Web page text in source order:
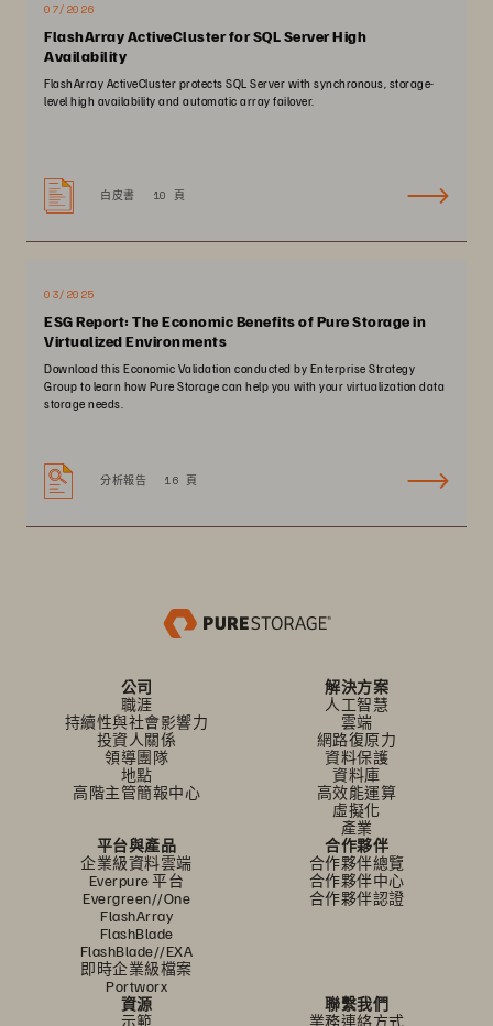
07/2026
FlashArray ActiveCluster for SQL Server High
Availability
FlashArray ActiveCluster protects SQL Server with synchronous, storage-
level high availability and automatic array failover.
白皮書 10 頁
03/2025
ESG Report: The Economic Benefits of Pure Storage in
Virtualized Environments
Download this Economic Validation conducted by Enterprise Strategy
Group to learn how Pure Storage can help you with your virtualization data
storage needs.
分析報告 16 頁
公司
職涯
持續性與社會影響力
投資人關係
領導團隊
地點
高階主管簡報中心
解決方案
人工智慧
雲端
網路復原力
資料保護
資料庫
高效能運算
虛擬化
產業
平台與產品
企業級資料雲端
Everpure 平台
Evergreen//One
FlashArray
FlashBlade
FlashBlade//EXA
即時企業級檔案
Portworx
合作夥伴
合作夥伴總覽
合作夥伴中心
合作夥伴認證
資源
示範
聯繫我們
業務連絡方式